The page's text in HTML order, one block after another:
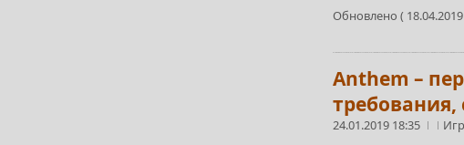
Обновлено (
Anthem –
требования,
24.01.2019 18:35